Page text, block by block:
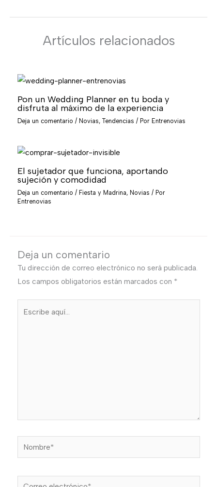
Artículos relacionados
Pon un Wedding Planner en tu boda y
disfruta al máximo de la experiencia
Deja un comentario / Novias, Tendencias / Por Entrenovias
El sujetador que funciona, aportando
sujeción y comodidad
Deja un comentario / Fiesta y Madrina, Novias / Por
Entrenovias
Deja un comentario
Tu dirección de correo electrónico no será publicada.
Los campos obligatorios están marcados con *
Nombre*
Correo